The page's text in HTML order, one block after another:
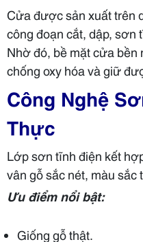
Cửa được sản xuất trên
công đoạn cắt, dập, sơn
Nhờ đó, bề mặt cửa bền
chống oxy hóa và giữ
Công Nghệ
Thực
Lớp sơn tĩnh điện kết
vân gỗ sắc nét, màu sắc
Ưu điểm nổi bật:
Giống gỗ thật.